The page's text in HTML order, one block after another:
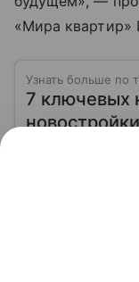
«Мира квартир»
Узнать больше по
7 ключевых
новостройки
Городская